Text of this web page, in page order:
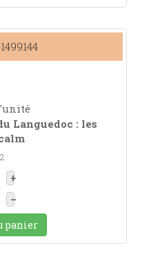
Languedoc : les
+
–
panier